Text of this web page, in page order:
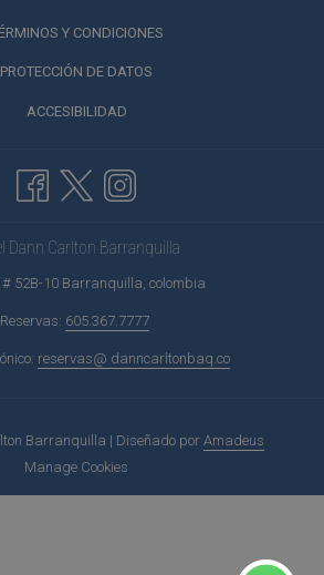
Y CONDICIONES
PROTECCIÓN DE DATOS
ACCESIBILIDAD
Dann Carlton Barranquilla
# 52B-10 Barranquilla, colombia
Reservas: 605.367.7777
reservas@ danncarltonbaq.co
Barranquilla | Diseñado por Amadeus
Manage Cookies